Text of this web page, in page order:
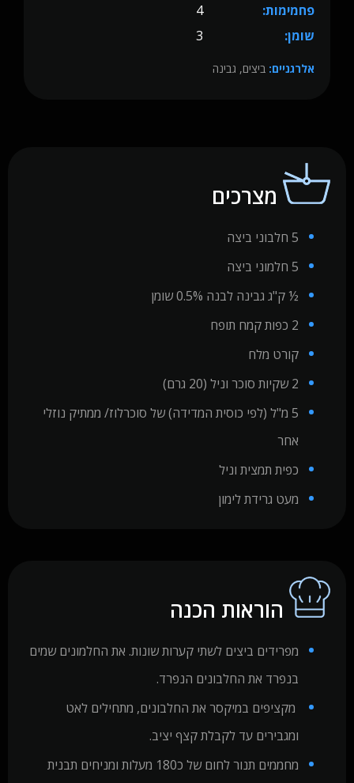
פחמימות:
4
שומן:
3
אלרגניים: ביצים, גבינה
מצרכים
5 חלבוני ביצה
5 חלמוני ביצה
½ ק"ג גבינה לבנה 0.5% שומן
2 כפות קמח תופח
קורט מלח
2 שקיות סוכר וניל (20 גרם)
5 מ"ל (לפי כוסית המדידה) של סוכרלוז/ ממתיק נוזלי
אחר
כפית תמצית וניל
מעט גרידת לימון
הוראות הכנה
מפרידים ביצים לשתי קערות שונות. את החלמונים שמים
בנפרד את החלבונים הנפרד.
מקציפים במיקסר את החלבונים, מתחילים לאט
ומגבירים עד לקבלת קצף יציב.
מחממים תנור לחום של כ180 מעלות ומניחים תבנית